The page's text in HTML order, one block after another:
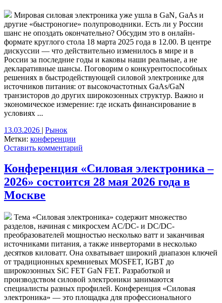
Мировая силовая электроника уже ушла в GaN, GaAs и
другие «быстроногие» полупроводники. Есть ли у России
шанс не опоздать окончательно? Обсудим это в онлайн-
формате круглого стола 18 марта 2025 года в 12.00. В центре
дискуссии — что действительно изменилось в мире и в
России за последние годы и каковы наши реальные, а не
декларативные шансы. Поговорим о конкурентоспособных
решениях в быстродействующей силовой электронике для
источников питания: от высокочастотных GaAs/GaN
транзисторов до других широкозонных структур. Важно и
экономическое измерение: где искать финансирование в
условиях ...
13.03.2026 | Рынок
Метки: конференции
Оставить комментарий
Конференция «Силовая электроника –
2026» состоится 28 мая 2026 года в
Москве
Тема «Силовая электроника» содержит множество
разделов, начиная с микросхем AC/DC- и DC/DC-
преобразователей мощностью несколько ватт и заканчивая
источниками питания, а также инверторами в несколько
десятков киловатт. Она охватывает широкий диапазон ключей
от традиционных кремниевых MOSFET, IGBT до
широкозонных SiC FET GaN FET. Разработкой и
производством силовой электроники занимаются
специалисты разных профилей. Конференция «Силовая
электроника» — это площадка для профессионального